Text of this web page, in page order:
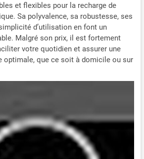
et flexibles pour la recharge de
Sa polyvalence, sa robustesse, ses
d’utilisation en font un
Malgré son prix, il est fortement
votre quotidien et assurer une
optimale, que ce soit à domicile ou sur